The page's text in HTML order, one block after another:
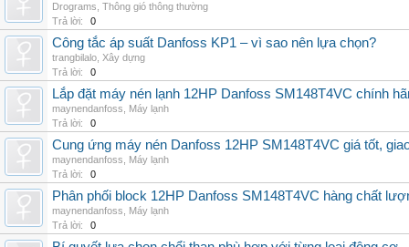
Drograms Thông gió thông thường
Trả lời:
0
Công tắc áp suất Danfoss KP1 – vì sao nên lựa chọn?
trangbilalo Xây dựng
Trả lời:
0
Lắp đặt máy nén lạnh 12HP Danfoss SM148T4VC chính
maynendanfoss
Máy lạnh
Trả lời:
0
Cung ứng máy nén Danfoss 12HP SM148T4VC giá tốt,
maynendanfoss
Máy lạnh
Trả lời:
0
Phân phối block 12HP Danfoss SM148T4VC hàng chất
maynendanfoss
Máy lạnh
Trả lời:
0